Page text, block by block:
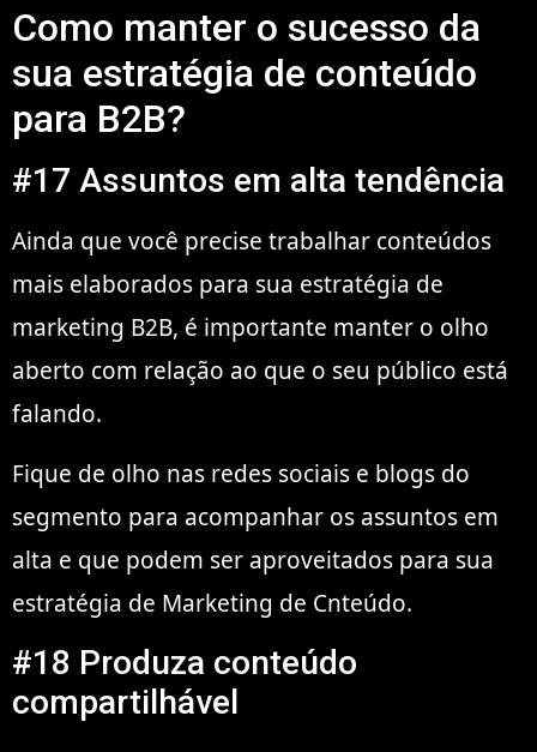
Como manter o sucesso da
sua estratégia de conteúdo
para B2B?
#17 Assuntos em alta tendência
Ainda que você precise trabalhar conteúdos
mais elaborados para sua estratégia de
marketing B2B, é importante manter o olho
aberto com relação ao que o seu público está
falando.
Fique de olho nas redes sociais e blogs do
segmento para acompanhar os assuntos em
alta e que podem ser aproveitados para sua
estratégia de Marketing de Cnteúdo.
#18 Produza conteúdo
compartilhável